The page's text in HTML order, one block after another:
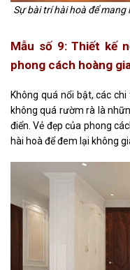
Sự bài trí hài hoà để
Mẫu số 9: Thiết kế
phong cách hoàng
Không quá nổi bật, các
không quá rườm rà là
điển. Vẻ đẹp của phong
hài hoà để đem lại không